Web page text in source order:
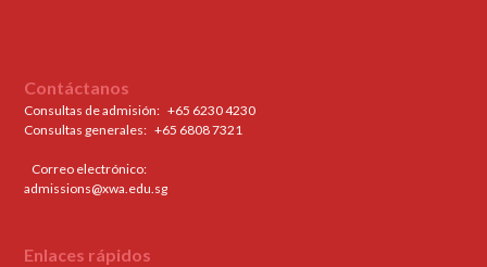
Contáctanos
Consultas de admisión:+65 6230 4230
Consultas generales: ‍+65 6808 7321
Correo electrónico:
admissions@xwa.edu.sg
Enlaces rápidos